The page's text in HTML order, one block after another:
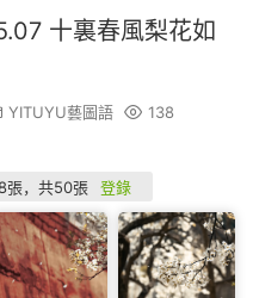
十裏春風梨花如
YITUYU藝圖語
138
張，共50張 登錄